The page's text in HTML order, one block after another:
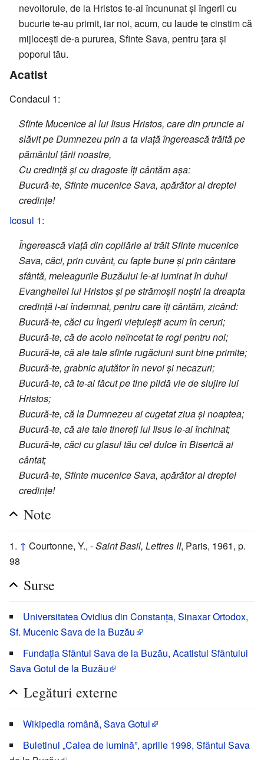
nevoitorule, de la Hristos te-ai încununat și îngerii cu
bucurie te-au primit, iar noi, acum, cu laude te cinstim că
mijlocești de-a pururea, Sfinte Sava, pentru țara și
poporul tău.
Acatist
Condacul 1:
Sfinte Mucenice al lui Iisus Hristos, care din pruncie ai
slăvit pe Dumnezeu prin a ta viață îngerească trăită pe
pământul țării noastre,
Cu credință și cu dragoste îți cântăm așa:
Bucură-te, Sfinte mucenice Sava, apărător al dreptei
credințe!
Icosul 1:
Îngerească viață din copilărie ai trăit Sfinte mucenice
Sava, căci, prin cuvânt, cu fapte bune și prin cântare
sfântă, meleagurile Buzăului le-ai luminat în duhul
Evangheliei lui Hristos și pe strămoșii noștri la dreapta
credință i-ai îndemnat, pentru care îți cântăm, zicând:
Bucură-te, căci cu îngerii viețuiești acum în ceruri;
Bucură-te, că de acolo neîncetat te rogi pentru noi;
Bucură-te, că ale tale sfinte rugăciuni sunt bine primite;
Bucură-te, grabnic ajutător în nevoi și necazuri;
Bucură-te, că te-ai făcut pe tine pildă vie de slujire lui
Hristos;
Bucură-te, că la Dumnezeu ai cugetat ziua și noaptea;
Bucură-te, că ale tale tinereți lui Iisus le-ai închinat;
Bucură-te, căci cu glasul tău cel dulce în Biserică ai
cântat;
Bucură-te, Sfinte mucenice Sava, apărător al dreptei
credințe!
Note
↑ Courtonne, Y., -Saint Basil, Lettres II, Paris, 1961, p.
98
Surse
Universitatea Ovidius din Constanța, Sinaxar Ortodox,
Sf. Mucenic Sava de la Buzău
Fundația Sfântul Sava de la Buzău, Acatistul Sfântului
Sava Gotul de la Buzău
Legături externe
Wikipedia română, Sava Gotul
Buletinul „Calea de lumină”, aprilie 1998, Sfântul Sava